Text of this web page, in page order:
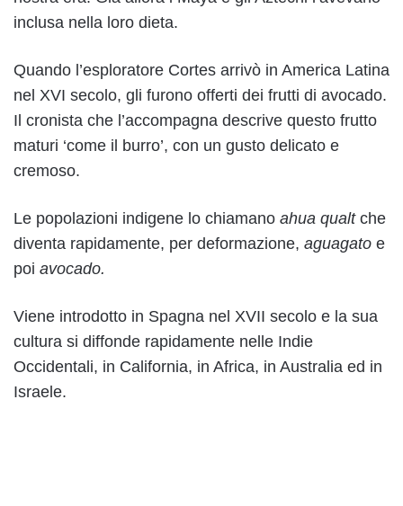
inclusa nella loro dieta.
Quando l’esploratore Cortes arrivò in America Latina
nel XVI secolo, gli furono offerti dei frutti di avocado.
Il cronista che l’accompagna descrive questo frutto
maturi ‘come il burro’, con un gusto delicato e
cremoso.
Le popolazioni indigene lo chiamano ahua qualt che
diventa rapidamente, per deformazione, aguagato e
poi avocado.
Viene introdotto in Spagna nel XVII secolo e la sua
cultura si diffonde rapidamente nelle Indie
Occidentali, in California, in Africa, in Australia ed in
Israele.